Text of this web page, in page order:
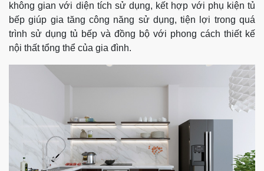
không gian với diện tích sử dụng, kết hợp với phụ kiện tủ
bếp giúp gia tăng công năng sử dụng, tiện lợi trong quá
trình sử dụng tủ bếp và đồng bộ với phong cách thiết kế
nội thất tổng thể của gia đình.